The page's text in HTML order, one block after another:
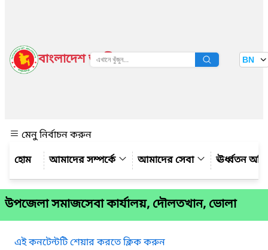
বাংলাদেশ জাতীয় তথ্য বাতায়ন BN
মেনু নির্বাচন করুন
আমাদের সম্পর্কে
আমাদের সেবা ঊর্ধ্বতন
উপজেলা সমাজসেবা কার্যালয়, দৌলতখান, ভোলা
এই কনটেন্টটি শেয়ার করতে ক্লিক করুন